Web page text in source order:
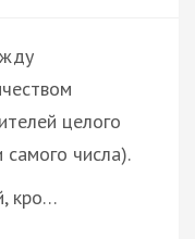
целого
числа).
кро…